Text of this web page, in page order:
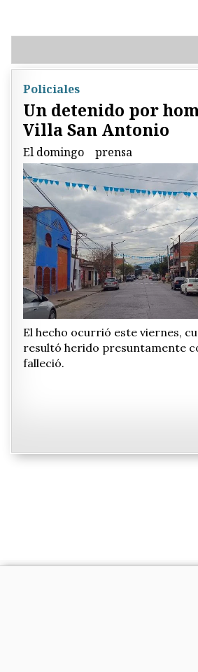
Un detenido por
Villa San Antonio
prensa
Policiales
El domingo
El hecho ocurrió este viernes,
resultó herido presuntamente
falleció.